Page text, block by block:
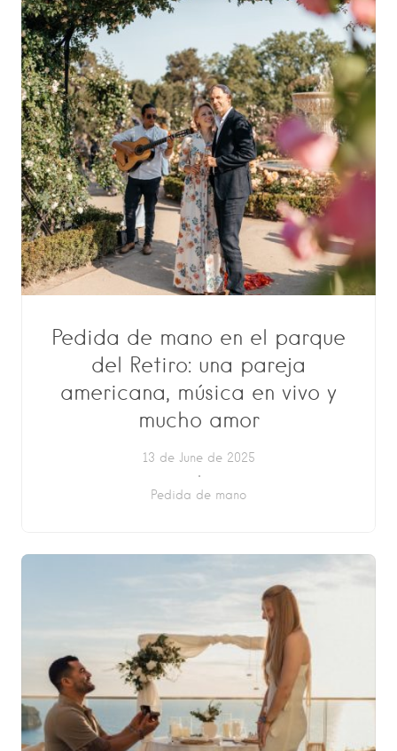
Pedida de mano en el parque
del Retiro: una pareja
americana, música en vivo y
mucho amor
13 de June de 2025
Pedida de mano